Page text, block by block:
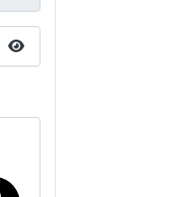
Passwort anzeigen